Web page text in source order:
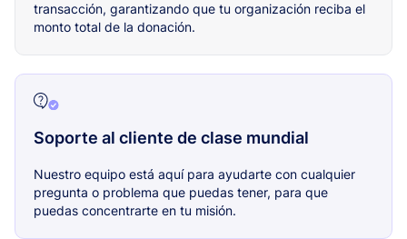
transacción, garantizando que tu organización reciba el
monto total de la donación.
Soporte al cliente de clase mundial
Nuestro equipo está aquí para ayudarte con cualquier
pregunta o problema que puedas tener, para que
puedas concentrarte en tu misión.